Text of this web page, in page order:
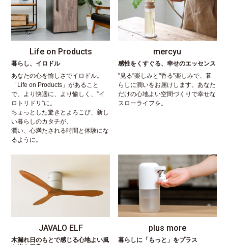
Life on Products
暮らし、イロドル
あなたの心を愉しさでイロドル。
「Life on Products」があること
で、より快適に、より愉しく、”イ
ロトリドリ”に。
ちょっとした驚きとよろこび、新し
い暮らしのカタチが、
潤い、心満たされる時間と体験にな
るように。
mercyu
感性をくすぐる、幸せのエッセンス
"見る"楽しみと"香る"楽しみで、暮
らしに潤いをお届けします。あなた
だけの心地よい空間づくりで幸せな
スローライフを。
JAVALO ELF
木漏れ日のもとで感じる心地よい風
plus more
暮らしに「もっと」をプラス